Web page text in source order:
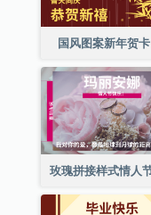
国风图案新年贺卡